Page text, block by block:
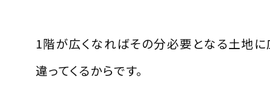
1階が広くなればその分必要となる土地
違ってくるからです。